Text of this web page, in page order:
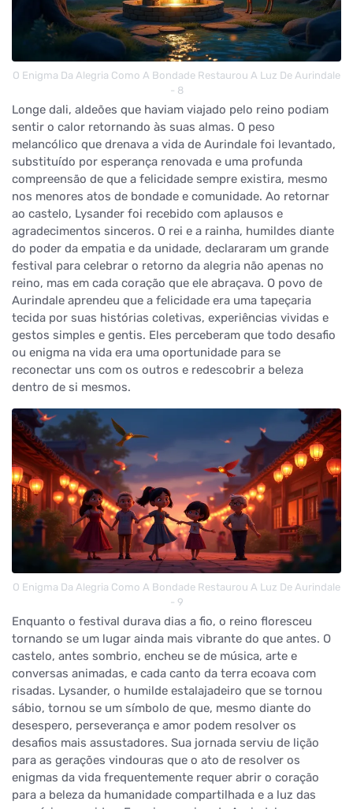
O Enigma Da Alegria Como A Bondade Restaurou A Luz De Aurindale
- 8
Longe dali, aldeões que haviam viajado pelo reino podiam
sentir o calor retornando às suas almas. O peso
melancólico que drenava a vida de Aurindale foi levantado,
substituído por esperança renovada e uma profunda
compreensão de que a felicidade sempre existira, mesmo
nos menores atos de bondade e comunidade. Ao retornar
ao castelo, Lysander foi recebido com aplausos e
agradecimentos sinceros. O rei e a rainha, humildes diante
do poder da empatia e da unidade, declararam um grande
festival para celebrar o retorno da alegria não apenas no
reino, mas em cada coração que ele abraçava. O povo de
Aurindale aprendeu que a felicidade era uma tapeçaria
tecida por suas histórias coletivas, experiências vividas e
gestos simples e gentis. Eles perceberam que todo desafio
ou enigma na vida era uma oportunidade para se
reconectar uns com os outros e redescobrir a beleza
dentro de si mesmos.
O Enigma Da Alegria Como A Bondade Restaurou A Luz De Aurindale
- 9
Enquanto o festival durava dias a fio, o reino floresceu
tornando se um lugar ainda mais vibrante do que antes. O
castelo, antes sombrio, encheu se de música, arte e
conversas animadas, e cada canto da terra ecoava com
risadas. Lysander, o humilde estalajadeiro que se tornou
sábio, tornou se um símbolo de que, mesmo diante do
desespero, perseverança e amor podem resolver os
desafios mais assustadores. Sua jornada serviu de lição
para as gerações vindouras que o ato de resolver os
enigmas da vida frequentemente requer abrir o coração
para a beleza da humanidade compartilhada e a luz das